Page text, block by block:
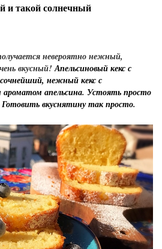
и такой солнечный
невероятно нежный,
вкусный!Апельсиновый кекс с
нежный кекс с
апельсина. Устоять просто
вкуснятину так просто.